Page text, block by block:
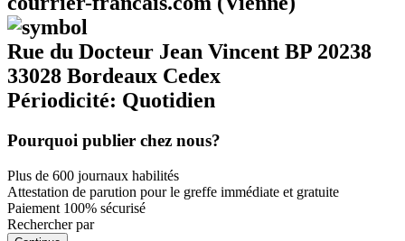
Rue du Docteur Jean Vincent BP 20238
33028 Bordeaux Cedex
Périodicité: Quotidien
Pourquoi publier chez nous?
Plus de 600 journaux habilités
Attestation de parution pour le greffe immédiate et gratuite
Paiement 100% sécurisé
Rechercher par